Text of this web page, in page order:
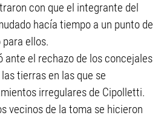
con que el integrante del
hacía tiempo a un punto de
ellos.
ante el rechazo de los concejales
tierras en las que se
irregulares de Cipolletti.
vecinos de la toma se hicieron